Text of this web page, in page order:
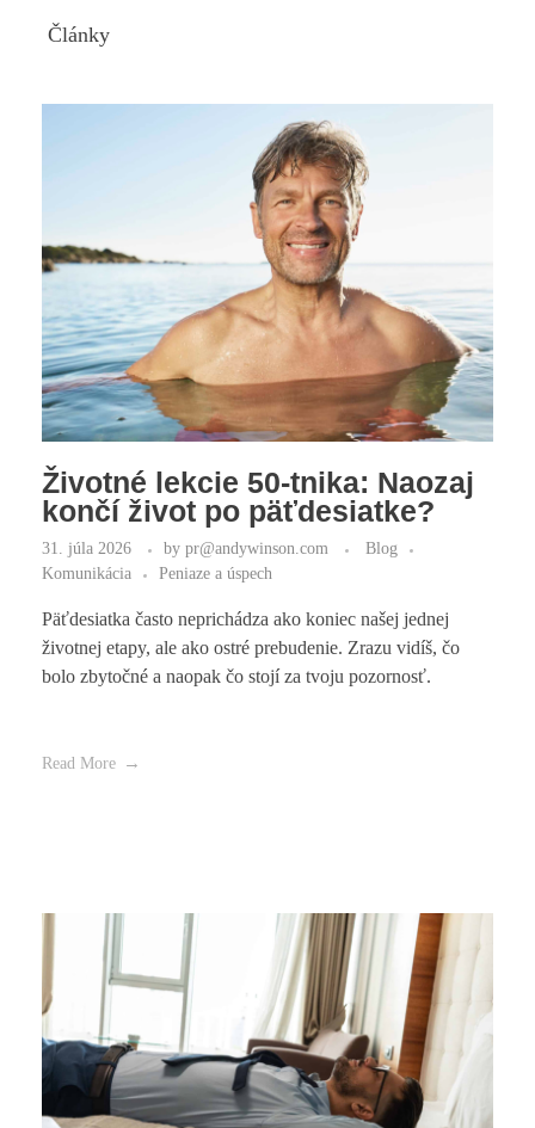
Články
Životné lekcie 50-tnika: Naozaj
končí život po päťdesiatke?
31. júla 2026 by pr@andywinson.com
Blog
Komunikácia
Peniaze a úspech
Päťdesiatka často neprichádza ako koniec našej jednej
životnej etapy, ale ako ostré prebudenie. Zrazu vidíš, čo
bolo zbytočné a naopak čo stojí za tvoju pozornosť.
Read More